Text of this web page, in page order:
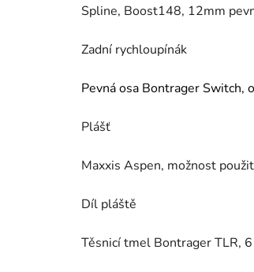
Spline, Boost148, 12mm
Zadní rychloupínák
Pevná osa Bontrager Switch,
Plášť
Maxxis Aspen, možnost
Díl pláště
Těsnicí tmel Bontrager TLR, 6